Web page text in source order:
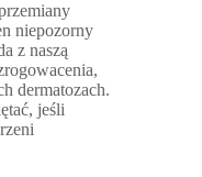
niepozorny
z naszą
dermatozach.
jeśli